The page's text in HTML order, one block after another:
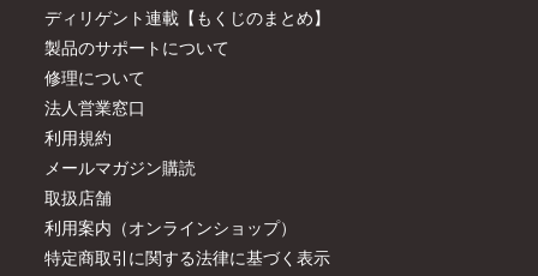
ディリゲント連載【もくじのまとめ】
製品のサポートについて
修理について
法人営業窓口
利用規約
メールマガジン購読
取扱店舗
利用案内（オンラインショップ）
特定商取引に関する法律に基づく表示